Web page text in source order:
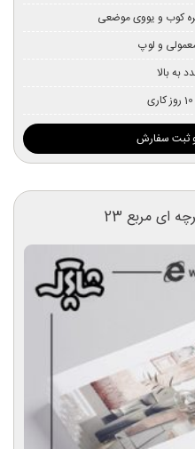
کوب و یووی موضعی
و لوپ
ثبت سفارش
ای مربع 23